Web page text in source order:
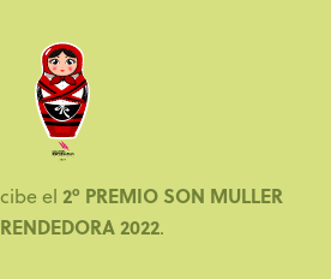
el 2º PREMIO SON MULLER
2022.